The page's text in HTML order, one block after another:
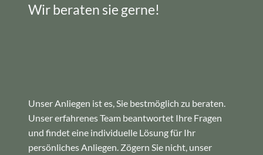
Wir beraten sie gerne!
Unser Anliegen ist es, Sie bestmöglich zu beraten.
Unser erfahrenes Team beantwortet Ihre Fragen
und findet eine individuelle Lösung für Ihr
persönliches Anliegen. Zögern Sie nicht, unser